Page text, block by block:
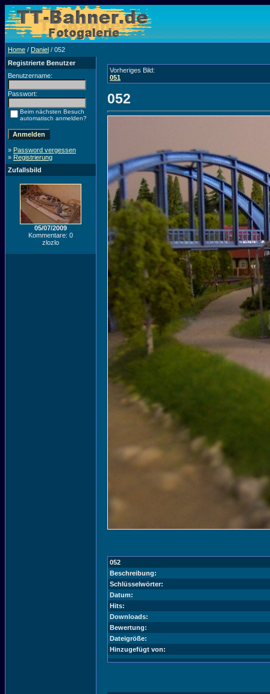
Home / Daniel / 052
Registrierte Benutzer
Benutzername:
Passwort:
Beim nächsten Besuch
automatisch anmelden?
» Password vergessen
» Registrierung
Zufallsbild
05/07/2009
Kommentare: 0
zlozlo
Vorheriges Bild:
051
052
052
Beschreibung:
Schlüsselwörter:
Datum:
Hits:
Downloads:
Bewertung:
Dateigröße:
Hinzugefügt von: